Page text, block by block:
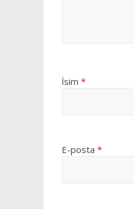
İsim *
E-posta *